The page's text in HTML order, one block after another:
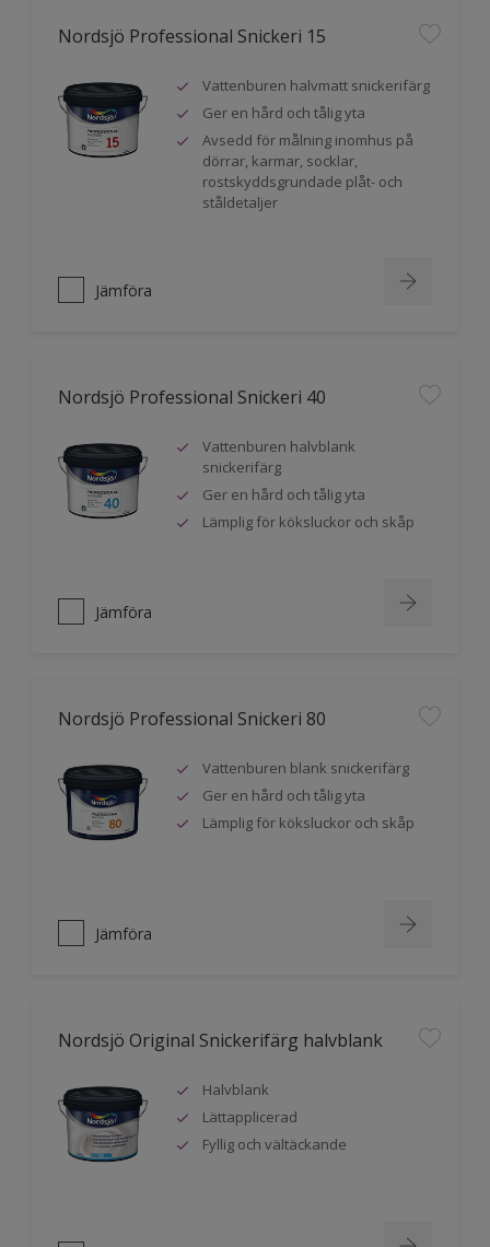
Nordsjö Professional Snickeri 15
Vattenburen halvmatt snickerifärg
Ger en hård och tålig yta
Avsedd för målning inomhus på
dörrar, karmar, socklar,
rostskyddsgrundade plåt- och
ståldetaljer
Jämföra
Nordsjö Professional Snickeri 40
Vattenburen halvblank
snickerifärg
Ger en hård och tålig yta
Lämplig för köksluckor och skåp
Jämföra
Nordsjö Professional Snickeri 80
Vattenburen blank snickerifärg
Ger en hård och tålig yta
Lämplig för köksluckor och skåp
Jämföra
Nordsjö Original Snickerifärg halvblank
Halvblank
Lättapplicerad
Fyllig och vältäckande